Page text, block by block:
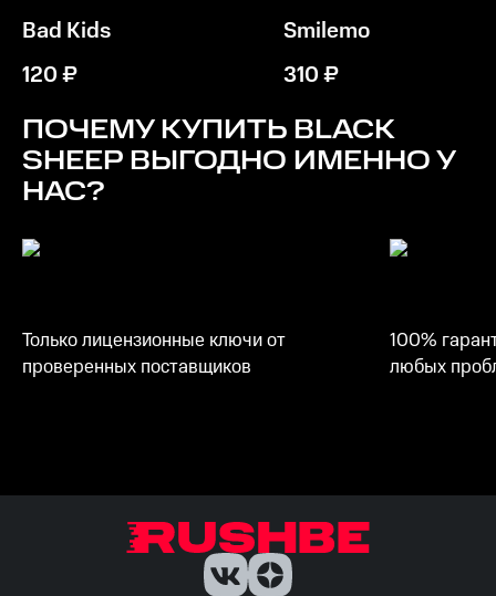
Память
4 ГБ ОЗУ
Место на диске
4 ГБ
Bad Kids
120₽
Smilemo
310₽
ПОЧЕМУ КУПИТЬ BLACK
SHEEP ВЫГОДНО ИМЕННО У
НАС?
Только лицензионные ключи от
проверенных поставщиков
100%
любых